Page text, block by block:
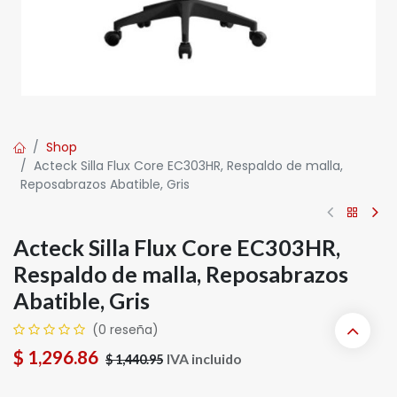
Shop
Acteck Silla Flux Core EC303HR, Respaldo de malla,
Reposabrazos Abatible, Gris
Acteck Silla Flux Core EC303HR,
Respaldo de malla, Reposabrazos
Abatible, Gris
(0 reseña)
$ 1,296.86 $1,440.95 IVA incluido